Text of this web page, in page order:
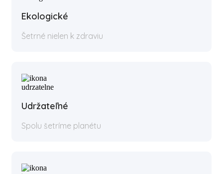
Ekologické
Šetrné nielen k zdraviu
Udržateľné
Spolu šetríme planétu